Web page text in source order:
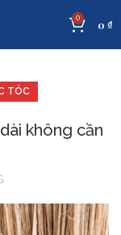
0 0 ₫
TÓC
không cần